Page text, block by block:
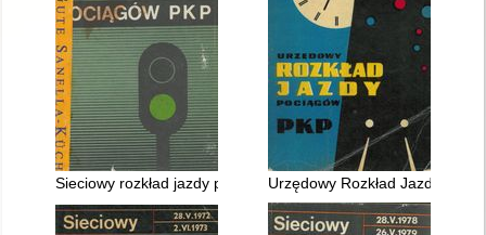
Sieciowy rozkład jazdy pociągów PKP ważny 27.V.1990 -
Urzędowy Rozkład Jazdy